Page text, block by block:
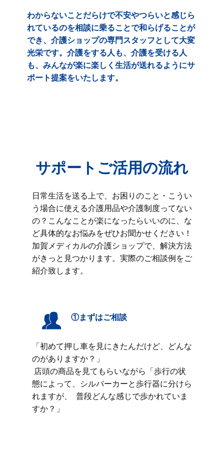
わからないことだらけで不安やつらいと感じら
れているのを相談に乗ることで和らげることが
でき、介護ショップの専門スタッフとして大変
光栄です。介護をする人も、介護を受ける人
も、みんなが楽に楽しく生活が送れるようにサ
ポート提案をいたします。
サポートご活用の流れ
日常生活を送る上で、お困りのこと・こうい
う場合に使える介護用品や介護制度ってない
の？こんなことが楽になったらいいのに、な
ど具体的なお悩みをぜひお聞かせください！
加賀メディカルの介護ショップで、解決方法
がきっと見つかります。実際のご相談例をご
紹介致します。
①まずはご相談
「初めて押し車を見にきたんだけど、どんな
のがありますか？」
店頭の商品を見てもらいながら「歩行の状
態によって、シルバーカーと歩行器に分けら
れますが、 普段どんな感じで歩かれていま
すか？」